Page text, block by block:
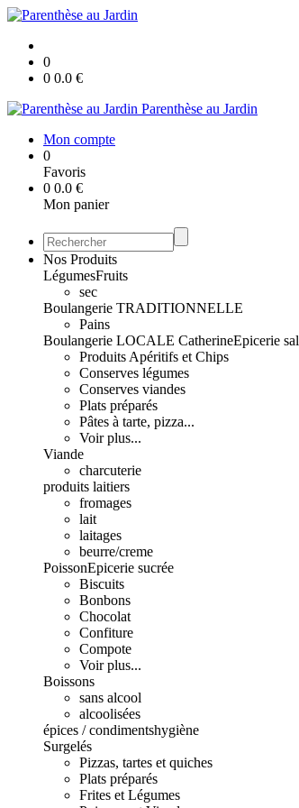
0
0 0.0 €
Parenthèse au Jardin
Mon compte
0
Favoris
0 0.0 €
Mon panier
Nos Produits
LégumesFruits
sec
Boulangerie TRADITIONNELLE
Pains
Boulangerie LOCALE CatherineEpicerie
Produits Apéritifs et Chips
Conserves légumes
Conserves viandes
Plats préparés
Pâtes à tarte, pizza...
Voir plus...
Viande
charcuterie
produits laitiers
fromages
lait
laitages
beurre/creme
PoissonEpicerie sucrée
Biscuits
Bonbons
Chocolat
Confiture
Compote
Voir plus...
Boissons
sans alcool
alcoolisées
épices / condimentshygiène
Surgelés
Pizzas, tartes et quiches
Plats préparés
Frites et Légumes